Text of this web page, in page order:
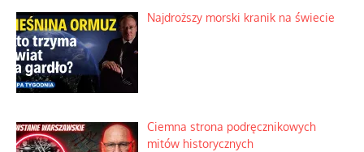
Najdroższy morski kranik na świecie
Ciemna strona podręcznikowych
mitów historycznych